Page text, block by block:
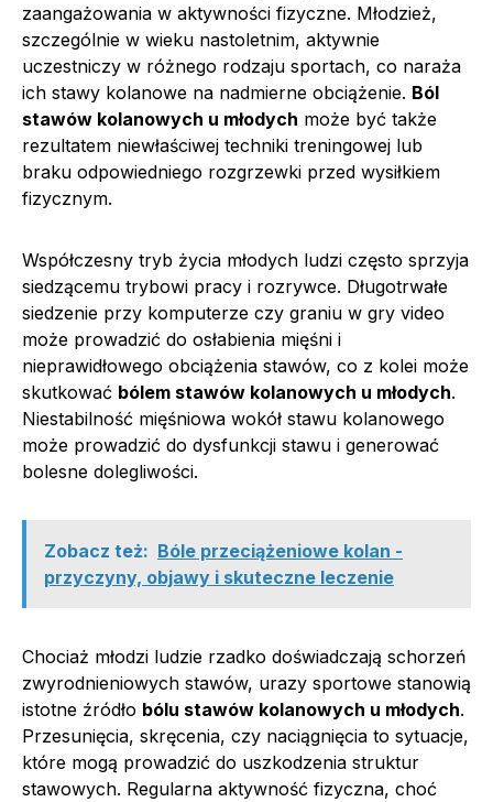
zaangażowania w aktywności fizyczne. Młodzież,
szczególnie w wieku nastoletnim, aktywnie
uczestniczy w różnego rodzaju sportach, co naraża
ich stawy kolanowe na nadmierne obciążenie. Ból
stawów kolanowych u młodych może być także
rezultatem niewłaściwej techniki treningowej lub
braku odpowiedniego rozgrzewki przed wysiłkiem
fizycznym.
Współczesny tryb życia młodych ludzi często sprzyja
siedzącemu trybowi pracy i rozrywce. Długotrwałe
siedzenie przy komputerze czy graniu w gry video
może prowadzić do osłabienia mięśni i
nieprawidłowego obciążenia stawów, co z kolei może
skutkować bólem stawów kolanowych u młodych.
Niestabilność mięśniowa wokół stawu kolanowego
może prowadzić do dysfunkcji stawu i generować
bolesne dolegliwości.
Zobacz też: Bóle przeciążeniowe kolan -
przyczyny, objawy i skuteczne leczenie
Chociaż młodzi ludzie rzadko doświadczają schorzeń
zwyrodnieniowych stawów, urazy sportowe stanowią
istotne źródło bólu stawów kolanowych u młodych.
Przesunięcia, skręcenia, czy naciągnięcia to sytuacje,
które mogą prowadzić do uszkodzenia struktur
stawowych. Regularna aktywność fizyczna, choć